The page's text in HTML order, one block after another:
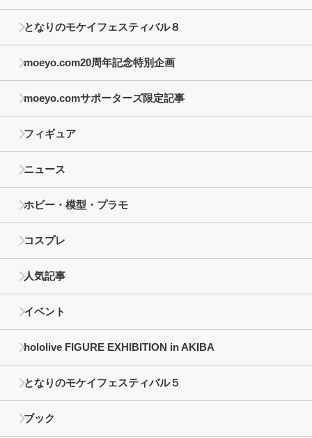
となりのモケイフェスティバル８
moeyo.com20周年記念特別企画
moeyo.comサポーターズ限定記事
フィギュア
ニュース
ホビー・模型・プラモ
コスプレ
人気記事
イベント
hololive FIGURE EXHIBITION in AKIBA
となりのモケイフェスティバル５
ブック